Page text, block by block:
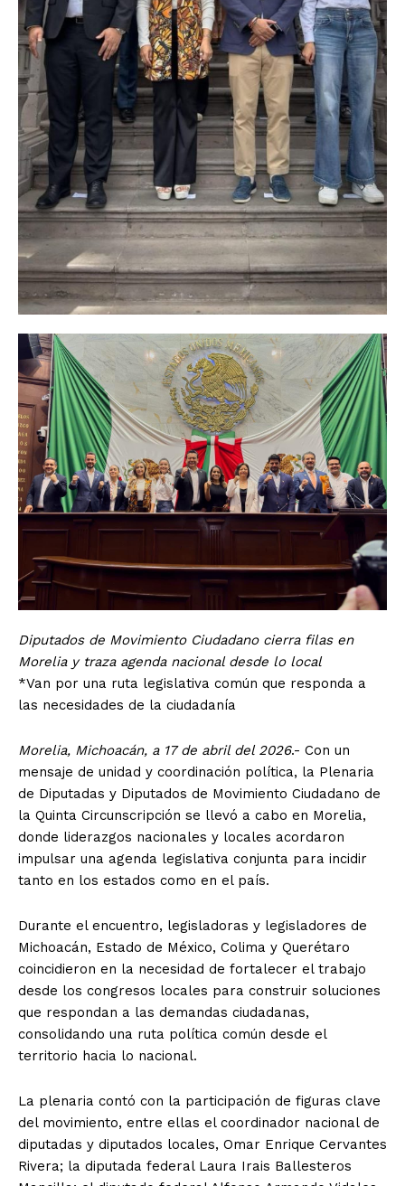
Diputados de Movimiento Ciudadano cierra filas en
Morelia y traza agenda nacional desde lo local
*Van por una ruta legislativa común que responda a
las necesidades de la ciudadanía
Morelia, Michoacán, a 17 de abril del 2026.- Con un
mensaje de unidad y coordinación política, la Plenaria
de Diputadas y Diputados de Movimiento Ciudadano de
la Quinta Circunscripción se llevó a cabo en Morelia,
donde liderazgos nacionales y locales acordaron
impulsar una agenda legislativa conjunta para incidir
tanto en los estados como en el país.
Durante el encuentro, legisladoras y legisladores de
Michoacán, Estado de México, Colima y Querétaro
coincidieron en la necesidad de fortalecer el trabajo
desde los congresos locales para construir soluciones
que respondan a las demandas ciudadanas,
consolidando una ruta política común desde el
territorio hacia lo nacional.
La plenaria contó con la participación de figuras clave
del movimiento, entre ellas el coordinador nacional de
diputadas y diputados locales, Omar Enrique Cervantes
Rivera; la diputada federal Laura Irais Ballesteros